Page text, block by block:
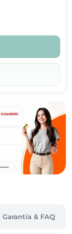
Garantía & FAQ